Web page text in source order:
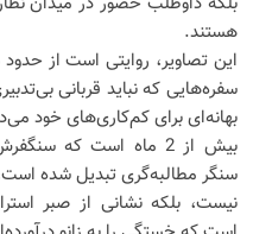
هستند.
این تصاویر، روایتی است از
سفره‌هایی که نباید قربانی
بهانه‌ای برای کم‌کاری‌های خود
بیش از 2 ماه است که
سنگر مطالبه‌گری تبدیل شده
نیست، بلکه نشانی از صبر